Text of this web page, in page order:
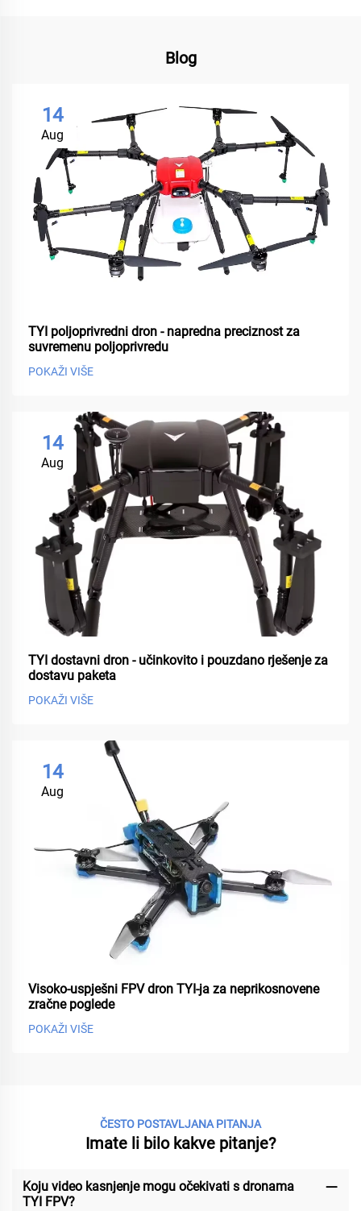
Blog
14
Aug
TYI poljoprivredni dron - napredna preciznost za
suvremenu poljoprivredu
POKAŽI VIŠE
14
Aug
TYI dostavni dron - učinkovito i pouzdano rješenje za
dostavu paketa
POKAŽI VIŠE
14
Aug
Visoko-uspješni FPV dron TYI-ja za neprikosnovene
zračne poglede
POKAŽI VIŠE
ČESTO POSTAVLJANA PITANJA
Imate li bilo kakve pitanje?
Koju video kasnjenje mogu očekivati s dronama
TYI FPV?